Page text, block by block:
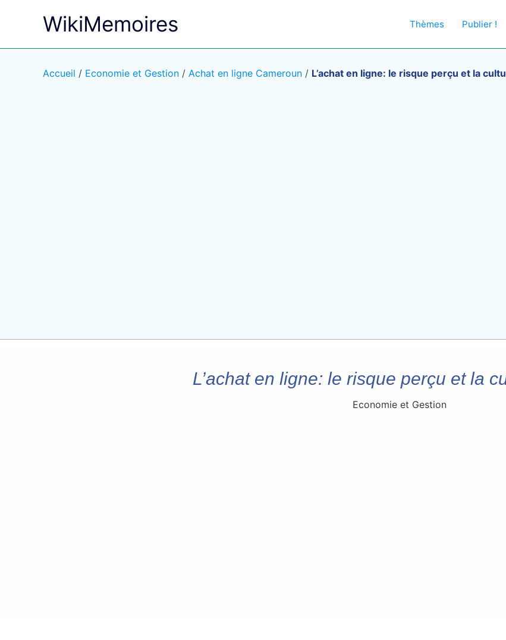
WikiMemoires Thèmes Publier !
Accueil / Economie et Gestion / Achat en ligne Cameroun / L’achat en ligne: le risque perçu et la
L’achat en ligne: le risque perçu et la
Economie et Gestion